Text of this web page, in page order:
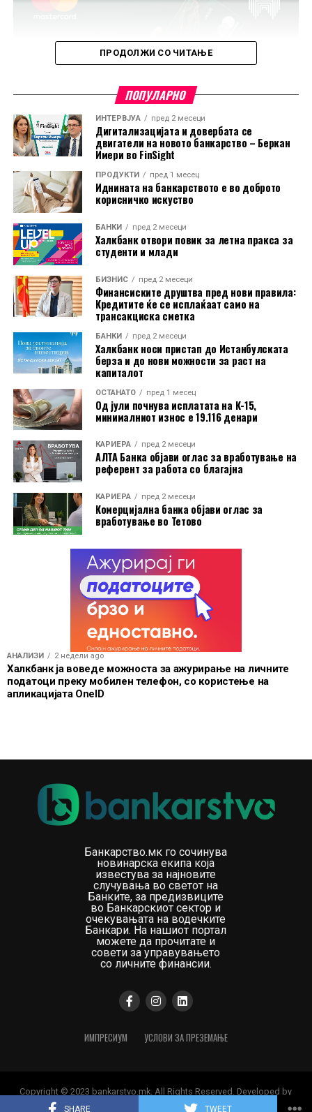
SHARE TWEET
Во пакетот е вклучена и асистенција на пат за Европа
преку Халк Осигурување.
Дополнително, корисниците имаат бесплатно
електронско и мобилно банкарство, бесплатно СМС
информирање, како и можност за повлекување
готовина без надомест од сите банкомати во земјата.
Со овие поволности, Mastercard World Debit е
насочена кон корисници кои бараат дополнителни
услуги при патување, но и поедноставно секојдневно
банкарско работење.
ПРОДОЛЖИ СО ЧИТАЊЕ
ПОПУЛАРНО
ИНТЕРВЈУА пред 2 месеци
Дигитализацијата и довербата се
двигатели на новото банкарство – Беркан
Имери во FinSight
ПРОДУКТИ пред 1 месец
Иднината на банкарството е во доброто
корисничко искуство
БАНКИ пред 2 месеци
Халкбанк отвори повик за летна пракса за
студенти и млади
БИЗНИС пред 2 месеци
Финансиските друштва пред нови правила:
Кредитите ќе се исплаќаат само на
трансакциска сметка
БАНКИ пред 2 месеци
Халкбанк носи пристап до Истанбулската
берза и до нови можности за раст на
капиталот
ОСТАНАТО пред 1 месец
Од јули почнува исплатата на К-15,
минималниот износ е 19.116 денари
КАРИЕРА пред 2 месеци
АЛТА Банка објави оглас за вработување на
референт за работа со благајна
КАРИЕРА пред 2 месеци
Комерцијална банка објави оглас за
вработување во Тетово
АНАЛИЗИ 2 недели ago
Халкбанк ја воведе можноста за ажурирање на личните
податоци преку мобилен телефон, со користење на
апликацијата OneID
Банкарство.мк го сочинува
новинарска екипа која
известува за најновите
случувања во светот на
Банките, за предизвиците
во Банкарскиот сектор и
очекувањата на водечките
Банкари. На нашиот портал
можете да прочитате и
совети за управувањето
со личните финансии.
ИМПРЕСИУМ УСЛОВИ ЗА ПРЕЗЕМАЊЕ
Copyright © 2023 bankarstvo.mk. All Rights Reserved. Developed by